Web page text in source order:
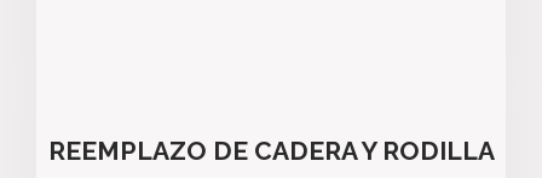
REEMPLAZO DE CADERA Y RODILLA